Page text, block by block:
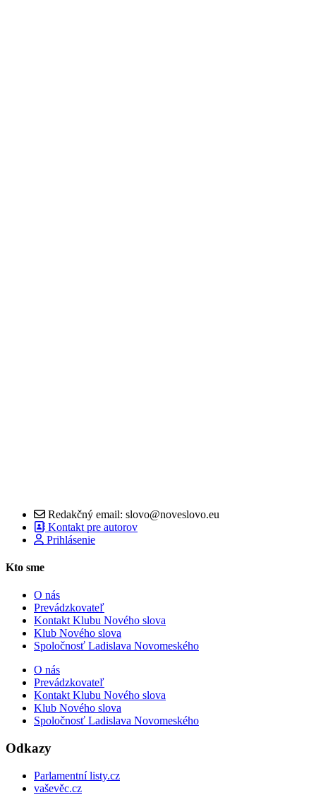
Redakčný email: slovo@noveslovo.eu
Kontakt pre autorov
Prihlásenie
Kto sme
O nás
Prevádzkovateľ
Kontakt Klubu Nového slova
Klub Nového slova
Spoločnosť Ladislava Novomeského
O nás
Prevádzkovateľ
Kontakt Klubu Nového slova
Klub Nového slova
Spoločnosť Ladislava Novomeského
Odkazy
Parlamentní listy.cz
vaševěc.cz